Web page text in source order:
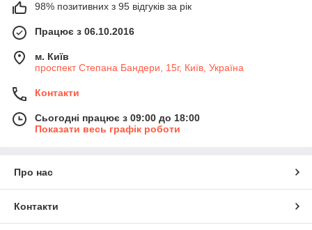
98% позитивних з 95 відгуків за рік
Працює з 06.10.2016
м. Київ
проспект Степана Бандери, 15г, Київ, Україна
Контакти
Сьогодні працює з 09:00 до 18:00
Показати весь графік роботи
Про нас
Контакти